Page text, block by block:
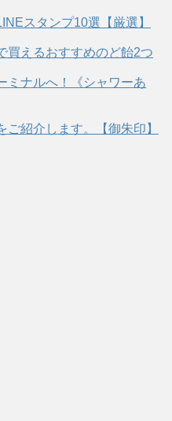
スタンプ10選【厳選】
買えるおすすめのど飴2つ
ナルへ！《シャワーあ
ご紹介します。【御朱印】